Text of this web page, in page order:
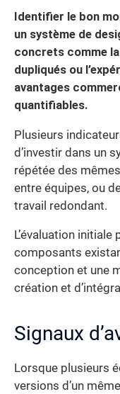
Identifier le bon
un système de
concrets comme
dupliqués ou
avantages
quantifiables.
Plusieurs
d’investir dans un
répétée des
entre équipes, ou
travail redondant.
L’évaluation
composants
conception et une
création et
Signaux
Lorsque plusieurs
versions d’un